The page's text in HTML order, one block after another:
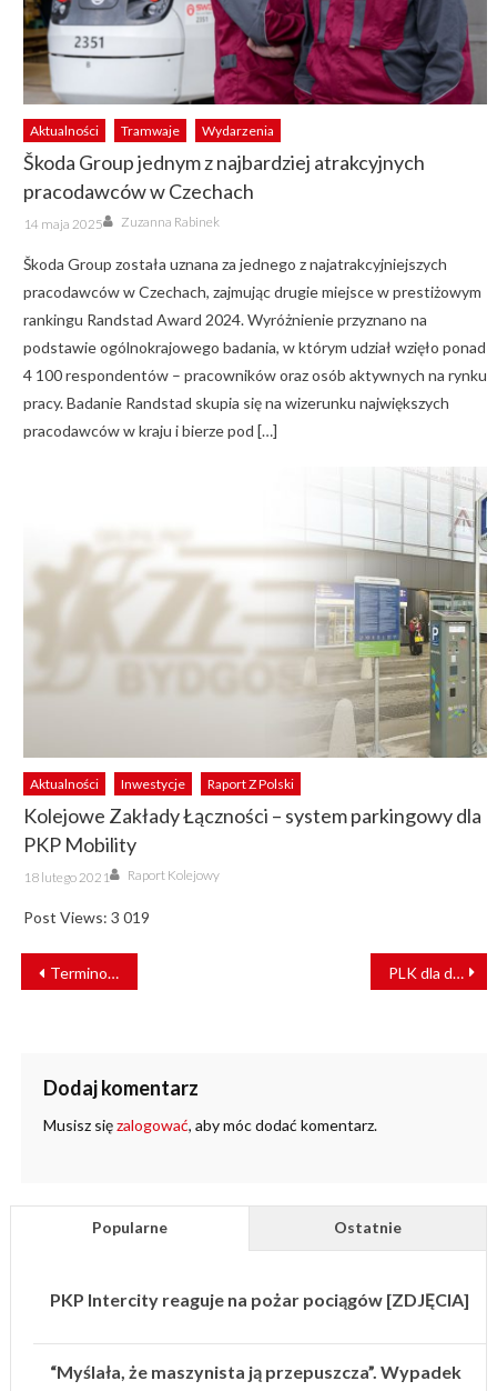
Aktualności Tramwaje Wydarzenia
Škoda Group jednym z najbardziej atrakcyjnych
pracodawców w Czechach
Posted
on
14 maja 2025 Author
Zuzanna Rabinek
Škoda Group została uznana za jednego z najatrakcyjniejszych
pracodawców w Czechach, zajmując drugie miejsce w prestiżowym
rankingu Randstad Award 2024. Wyróżnienie przyznano na
podstawie ogólnokrajowego badania, w którym udział wzięło ponad
4 100 respondentów – pracowników oraz osób aktywnych na rynku
pracy. Badanie Randstad skupia się na wizerunku największych
pracodawców w kraju i bierze pod […]
Aktualności Inwestycje Raport Z Polski
Kolejowe Zakłady Łączności – system parkingowy dla
PKP Mobility
Posted
on
18 lutego 2021 Author
Raport Kolejowy
Post Views: 3 019
NAWIGACJA
WPISU
Terminowość, solidność i doświadczenie PLK dla dobrych podróży w aglomeracji szczecińskiej
Dodaj komentarz
Musisz sięzalogować, aby móc dodać komentarz.
Popularne Ostatnie
PKP Intercity reaguje na pożar pociągów [ZDJĘCIA]
“Myślała, że maszynista ją przepuszcza”. Wypadek